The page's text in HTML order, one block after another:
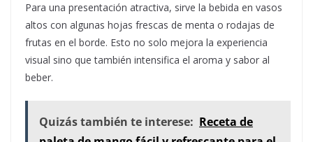
Para una presentación atractiva, sirve la bebida en vasos
altos con algunas hojas frescas de menta o rodajas de
frutas en el borde. Esto no solo mejora la experiencia
visual sino que también intensifica el aroma y sabor al
beber.
Quizás también te interese: Receta de